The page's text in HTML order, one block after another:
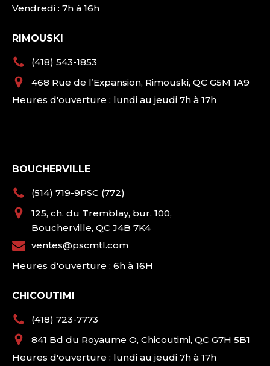
Vendredi : 7h à 16h
RIMOUSKI
(418) 543-1853
468 Rue de l’Expansion, Rimouski, QC G5M 1A9
Heures d'ouverture : lundi au jeudi 7h à 17h
BOUCHERVILLE
(514) 719-9PSC (772)
125, ch. du Tremblay, bur. 100,
Boucherville, QC J4B 7K4
ventes@pscmtl.com
Heures d'ouverture : 6h à 16H
CHICOUTIMI
(418) 723-7773
841 Bd du Royaume O, Chicoutimi, QC G7H 5B1
Heures d'ouverture : lundi au jeudi 7h à 17h